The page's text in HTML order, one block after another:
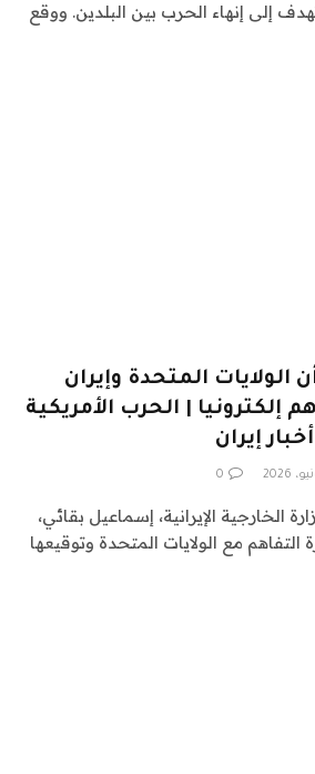
إلى إنهاء الحرب بين البلدين. ووقع
الولايات المتحدة وإيران
إلكترونيا | الحرب الأمريكية
إيران
0
الخارجية الإيرانية، إسماعيل بقائي،
التفاهم مع الولايات المتحدة وتوقيعها